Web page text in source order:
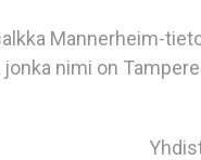
Mannerheim-
nimi on